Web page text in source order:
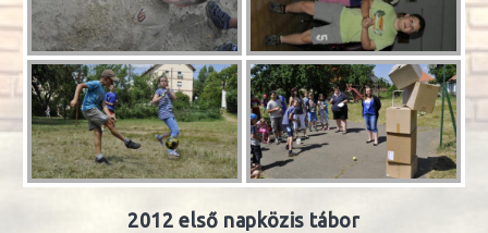
2012 első napközis tábor